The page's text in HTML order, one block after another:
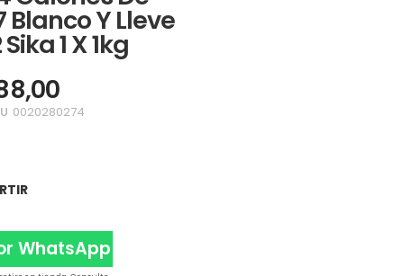
Blanco Y Lleve
1 X 1kg
0020280274
WhatsApp